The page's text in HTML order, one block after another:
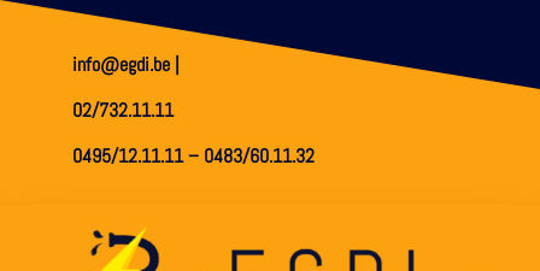
info@egdi.be|
02/732.11.11
0495/12.11.11– 0483/60.11.32